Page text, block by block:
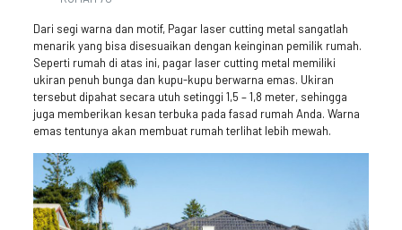
Dari segi warna dan motif, Pagar laser cutting metal sangatlah
menarik yang bisa disesuaikan dengan keinginan pemilik rumah.
Seperti rumah di atas ini, pagar laser cutting metal memiliki
ukiran penuh bunga dan kupu-kupu berwarna emas. Ukiran
tersebut dipahat secara utuh setinggi 1,5 – 1,8 meter, sehingga
juga memberikan kesan terbuka pada fasad rumah Anda. Warna
emas tentunya akan membuat rumah terlihat lebih mewah.